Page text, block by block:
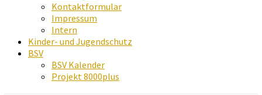
Kontaktformular
Impressum
Intern
Kinder- und Jugendschutz
BSV
BSV Kalender
Projekt 8000plus